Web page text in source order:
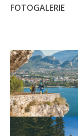
FOTOGALERIE